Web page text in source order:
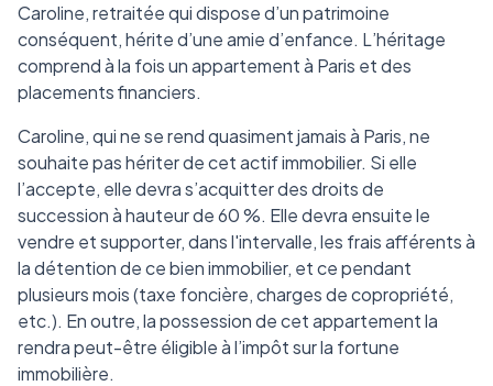
Caroline, retraitée qui dispose d’un patrimoine
conséquent, hérite d’une amie d’enfance. L’héritage
comprend à la fois un appartement à Paris et des
placements financiers.
Caroline, qui ne se rend quasiment jamais à Paris, ne
souhaite pas hériter de cet actif immobilier. Si elle
l’accepte, elle devra s’acquitter des droits de
succession à hauteur de 60 %. Elle devra ensuite le
vendre et supporter, dans l'intervalle, les frais afférents à
la détention de ce bien immobilier, et ce pendant
plusieurs mois (taxe foncière, charges de copropriété,
etc.). En outre, la possession de cet appartement la
rendra peut-être éligible à l’impôt sur la fortune
immobilière.